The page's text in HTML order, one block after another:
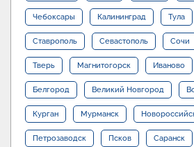
Чебоксары Калининград Тула
Ставрополь Севастополь Сочи
Тверь Магнитогорск Иваново
Белгород Великий Новгород
Курган Мурманск
Петрозаводск Псков Саранск